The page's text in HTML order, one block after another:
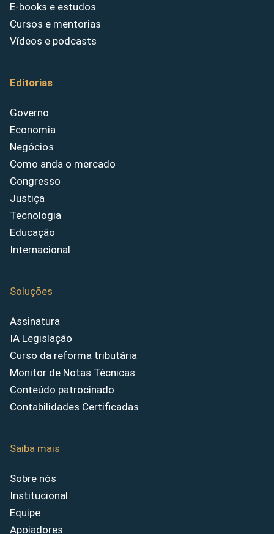
E-books e estudos
Cursos e mentorias
Vídeos e podcasts
Editorias
Governo
Economia
Negócios
Como anda o mercado
Congresso
Justiça
Tecnologia
Educação
Internacional
Soluções
Assinatura
IA Legislação
Curso da reforma tributária
Monitor de Notas Técnicas
Conteúdo patrocinado
Contabilidades Certificadas
Saiba mais
Sobre nós
Institucional
Equipe
Apoiadores